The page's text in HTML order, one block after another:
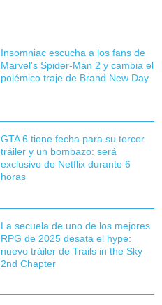
Insomniac escucha a los fans de
Marvel's Spider-Man 2 y cambia el
polémico traje de Brand New Day
GTA 6 tiene fecha para su tercer
tráiler y un bombazo: será
exclusivo de Netflix durante 6
horas
La secuela de uno de los mejores
RPG de 2025 desata el hype:
nuevo tráiler de Trails in the Sky
2nd Chapter